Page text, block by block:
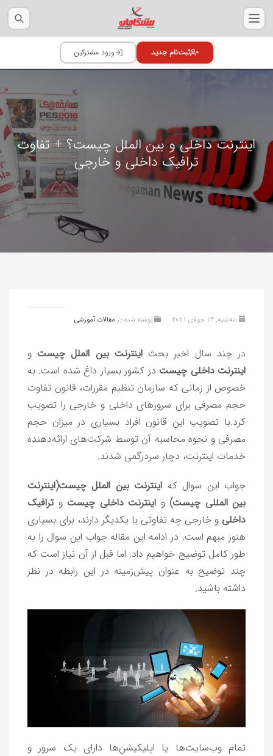
اینترنت داخلی و بین الملل چیست؟ + تفاوت
ترافیک داخلی و خارجی
سه‌شنبه, 13 جولای 2021 نوشته شده در مقالات آموزشی
در چند سال اخیر بحثاینترنت بین الملل چیست و
اینترنت داخلی چیست در کشور بسیار داغ شده است. به
خصوص از زمانی که سازمان تنظیم مقررات، قانون تفاوت
حجم مصرفی برای سرورهای داخلی و خارجی را تصویب
کرد.با تصویب این قانون افراد بسیاری در میزان حجم
مصرفی و نحوه محاسبه آن توسط شرکت‌های ارائه‌دهنده
خدمات اینترنت، دچار سردرگمی شدند.
جواب این سوال که اینترنت بین الملل چیست(اینترنت
بین المللی چیست)و اینترنت داخلی چیست و ترافیک
داخلی و خارجی چه تفاوتی با یکدیگر دارند، برای بسیاری
هنوز مبهم است. در ادامه این مقاله جواب این سوال را به
طور کامل توضیح خواهیم داد. اما قبل از آن نیاز است که
چند توضیح به عنوان پیش‌زمینه در این رابطه در نظر
داشته باشید.
تمام وب‌سایت‌ها یا اپلیکیشن‌ها دارای یک سرور و